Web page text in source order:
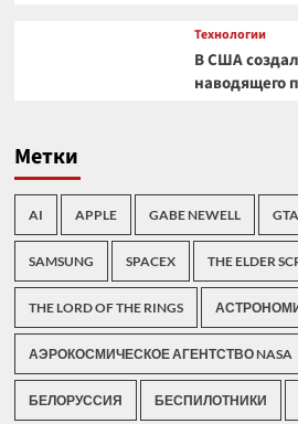
Технологии
В США
наводящего
Метки
AI APPLE GABE NEWELL
SAMSUNG SPACEX THE ELDER
THE LORD OF THE RINGS
АЭРОКОСМИЧЕСКОЕ АГЕНТСТВО NASA
БЕЛОРУССИЯ БЕСПИЛОТНИКИ